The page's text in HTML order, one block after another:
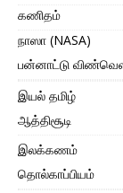
கணிதம்
நாஸா (NASA)
பன்னாட்டு
இயல் தமிழ்
ஆத்திசூடி
இலக்கணம்
தொல்காப்பியம்